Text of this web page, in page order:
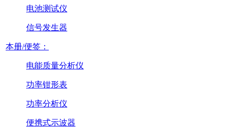
电池测试仪
信号发生器
本册/便签：
电能质量分析仪
功率钳形表
功率分析仪
便携式示波器